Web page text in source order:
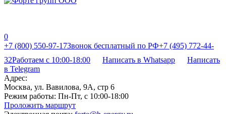
0
+7 (800) 550-97-17Звонок бесплатный по РФ+7 (495) 772-44-
32Работаем с 10:00-18:00 Написать в Whatsapp
Написать
в Telegram
Адрес:
Москва, ул. Вавилова, 9А, стр 6
Режим работы: Пн-Пт, с 10:00-18:00
Проложить маршрут